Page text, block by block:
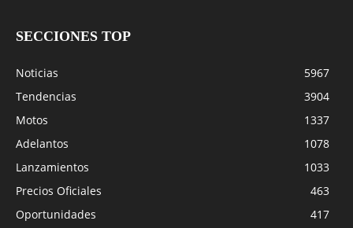
SECCIONES TOP
Noticias
5967
Tendencias
3904
Motos
1337
Adelantos
1078
Lanzamientos
1033
Precios Oficiales
463
Oportunidades
417